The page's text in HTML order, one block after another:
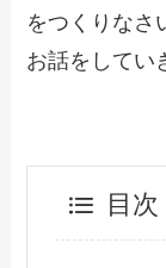
をつくりなさ
お話をしてい
目次